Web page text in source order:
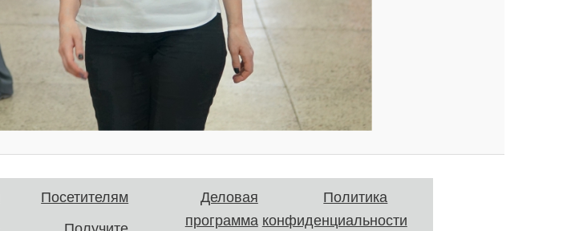
Посетителям
Деловая
программа
Политика
конфиденциальности